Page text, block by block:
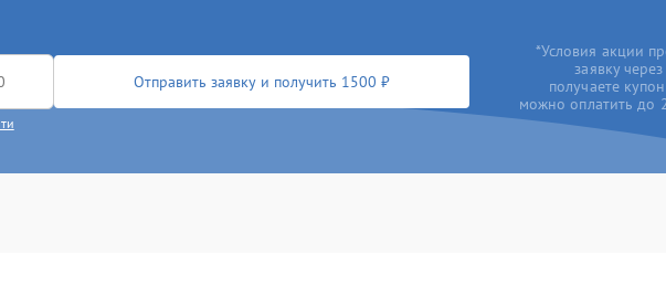
Отправить заявку и получить 1500 ₽
*Условия акции
заявку
получаете
можно оплатить до